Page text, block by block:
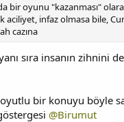
bir oyunu "kazanması"
aciliyet, infaz olmasa bile,
cazına
sıra insanın zihnini
bir konuyu böyle
@Birumut